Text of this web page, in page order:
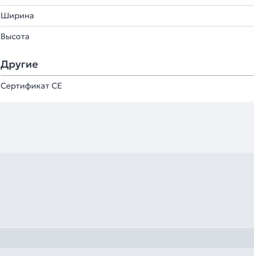
Ширина
Высота
Другие
Сертификат CE